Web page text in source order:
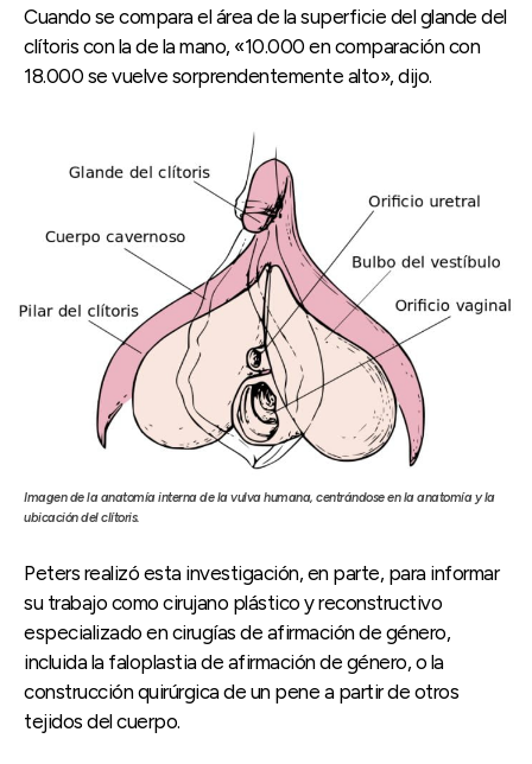
Cuando se compara el área de la superficie del glande del
clítoris con la de la mano, «10.000 en comparación con
18.000 se vuelve sorprendentemente alto», dijo.
Imagen de la anatomía interna de la vulva humana, centrándose en la anatomía y la
ubicación del clítoris.
Peters realizó esta investigación, en parte, para informar
su trabajo como cirujano plástico y reconstructivo
especializado en cirugías de afirmación de género,
incluida la faloplastia de afirmación de género, o la
construcción quirúrgica de un pene a partir de otros
tejidos del cuerpo.